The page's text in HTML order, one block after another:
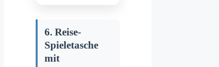
6. Reise-
Spieletasche
mit